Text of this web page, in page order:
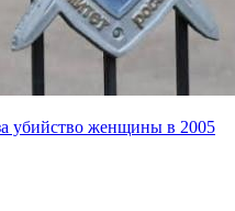
убийство женщины в 2005